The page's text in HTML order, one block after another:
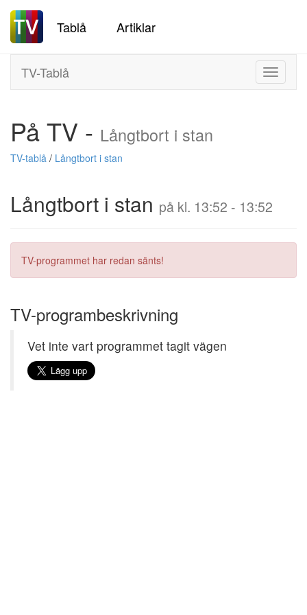
Tablå Artiklar
Toggle
TV-Tablå
På TV - Långtbort i stan
TV-tablå / Långtbort i stan
Långtbort i stan på kl. 13:52 - 13:52
TV-programmet har redan sänts!
TV-programbeskrivning
Vet inte vart programmet tagit vägen